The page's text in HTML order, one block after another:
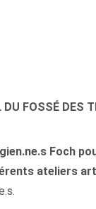
FOSSÉ DES
Foch
ateliers